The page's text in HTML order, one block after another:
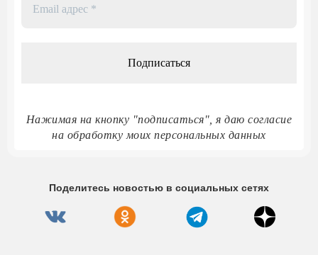
Нажимая на кнопку "подписаться", я даю согласие
на обработку моих персональных данных
Поделитесь новостью в социальных сетях